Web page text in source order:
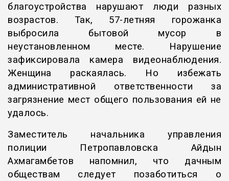
благоустройства нарушают люди разных
возрастов. Так, 57-летняя горожанка
выбросила бытовой мусор в
неустановленном месте. Нарушение
зафиксировала камера видеонаблюдения.
Женщина раскаялась. Но избежать
административной ответственности за
загрязнение мест общего пользования ей не
удалось.
Заместитель начальника управления
полиции Петропавловска Айдын
Ахмагамбетов напомнил, что дачным
обществам следует позаботиться о